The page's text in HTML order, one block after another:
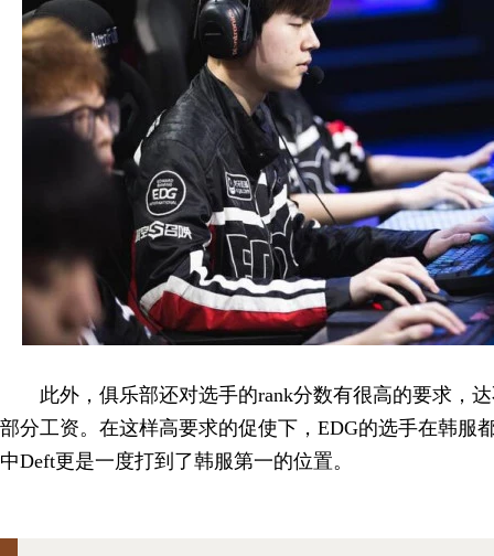
此外，俱乐部还对选手的rank分数有很高的要求，
部分工资。在这样高要求的促使下，EDG的选手在韩服
中Deft更是一度打到了韩服第一的位置。